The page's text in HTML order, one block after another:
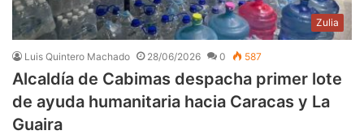
Zulia
Luis Quintero Machado 28/06/2026 0 587
Alcaldía de Cabimas despacha primer lote
de ayuda humanitaria hacia Caracas y La
Guaira